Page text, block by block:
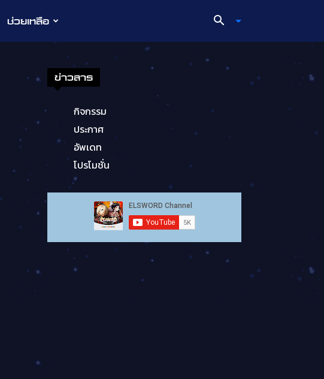
ช่วยเหลือ
ข่าวสาร
กิจกรรม
ประกาศ
อัพเดท
โปรโมชั่น